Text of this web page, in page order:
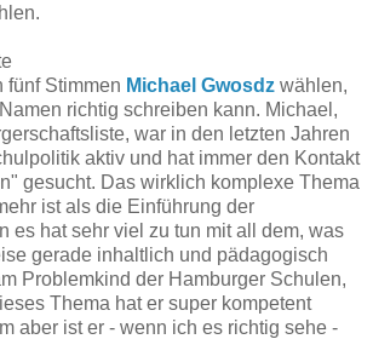
fünf Stimmen Michael Gwosdz wählen,
richtig schreiben kann. Michael,
war in den letzten Jahren
aktiv und hat immer den Kontakt
gesucht. Das wirklich komplexe Thema
ist als die Einführung der
es hat sehr viel zu tun mit all dem, was
gerade inhaltlich und pädagogisch
Problemkind der Hamburger Schulen,
Thema hat er super kompetent
aber ist er - wenn ich es richtig sehe -